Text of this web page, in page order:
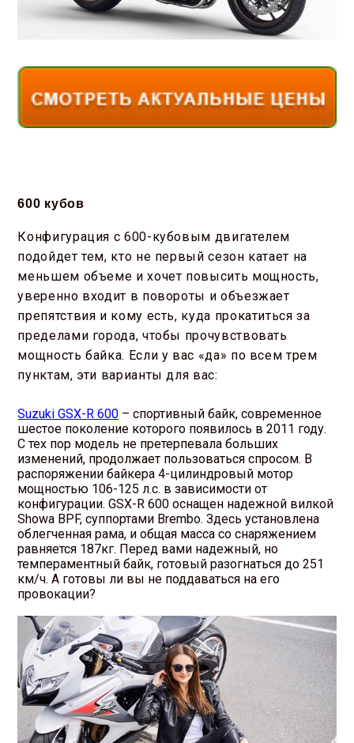
600 кубов
Конфигурация с 600-кубовым двигателем
подойдет тем, кто не первый сезон катает на
меньшем объеме и хочет повысить мощность,
уверенно входит в повороты и объезжает
препятствия и кому есть, куда прокатиться за
пределами города, чтобы прочувствовать
мощность байка. Если у вас «да» по всем трем
пунктам, эти варианты для вас:
Suzuki GSX-R 600 – спортивный байк, современное
шестое поколение которого появилось в 2011 году.
С тех пор модель не претерпевала больших
изменений, продолжает пользоваться спросом. В
распоряжении байкера 4-цилиндровый мотор
мощностью 106-125 л.с. в зависимости от
конфигурации. GSX-R 600 оснащен надежной вилкой
Showa BPF, суппортами Brembo. Здесь установлена
облегченная рама, и общая масса со снаряжением
равняется 187кг. Перед вами надежный, но
темпераментный байк, готовый разогнаться до 251
км/ч. А готовы ли вы не поддаваться на его
провокации?